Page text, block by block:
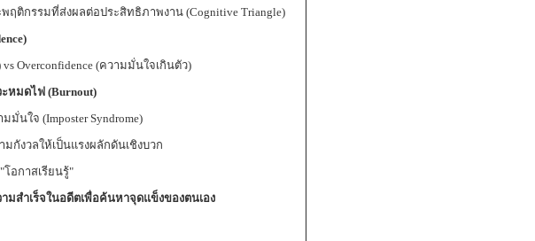
ติกรรมที่ส่งผลต่อประสิทธิภาพงาน (Cognitive Triangle)
Overconfidence (ความมั่นใจเกินตัว)
ะหมดไฟ (Burnout)
นใจ (Imposter Syndrome)
กังวลให้เป็นแรงผลักดันเชิงบวก
โอกาสเรียนรู้"
มสำเร็จในอดีตเพื่อค้นหาจุดแข็งของตนเอง